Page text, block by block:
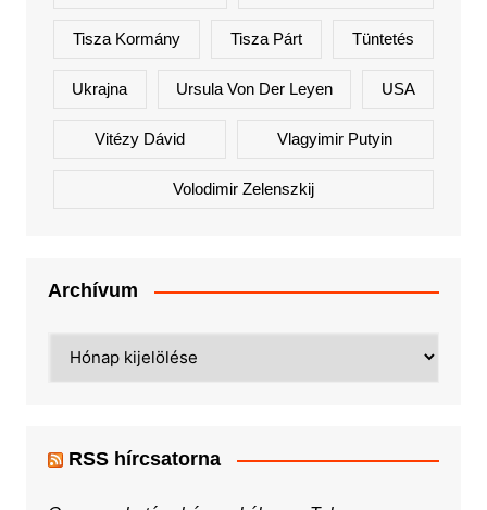
Tisza Kormány Tisza Párt Tüntetés
Ukrajna Ursula Von Der Leyen USA
Vitézy Dávid Vlagyimir Putyin
Volodimir Zelenszkij
Archívum
RSS hírcsatorna